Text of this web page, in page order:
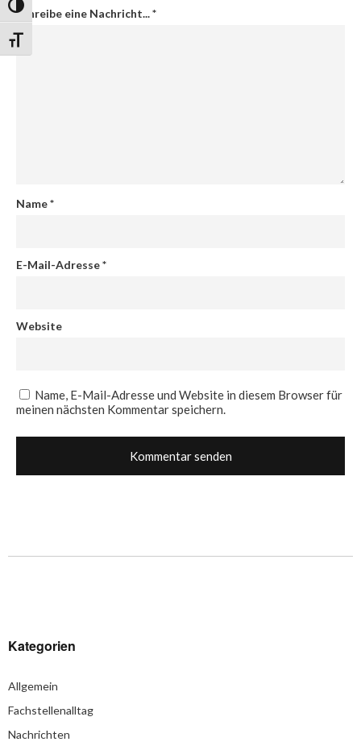
Umschalten auf hohe Kontraste
Schrift vergrößern
Schreibe eine Nachricht...*
Name*
E-Mail-Adresse*
Website
Name, E-Mail-Adresse und Website in diesem Browser für
meinen nächsten Kommentar speichern.
Kategorien
Allgemein
Fachstellenalltag
Nachrichten